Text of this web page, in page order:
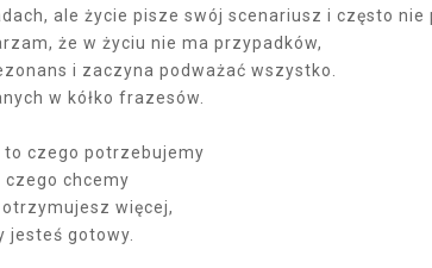
ale życie pisze swój scenariusz i często nie
że w życiu nie ma przypadków,
i zaczyna podważać wszystko.
w kółko frazesów.
czego potrzebujemy
czego chcemy
więcej,
jesteś gotowy.